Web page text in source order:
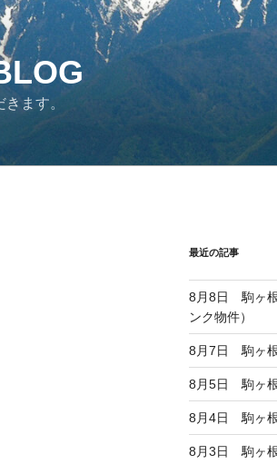
ます。
最近の記事
8月8日 駒ヶ
ンク物件）
8月7日 駒ヶ
8月5日 駒ヶ根
8月4日 駒ヶ根
8月3日 駒ヶ根